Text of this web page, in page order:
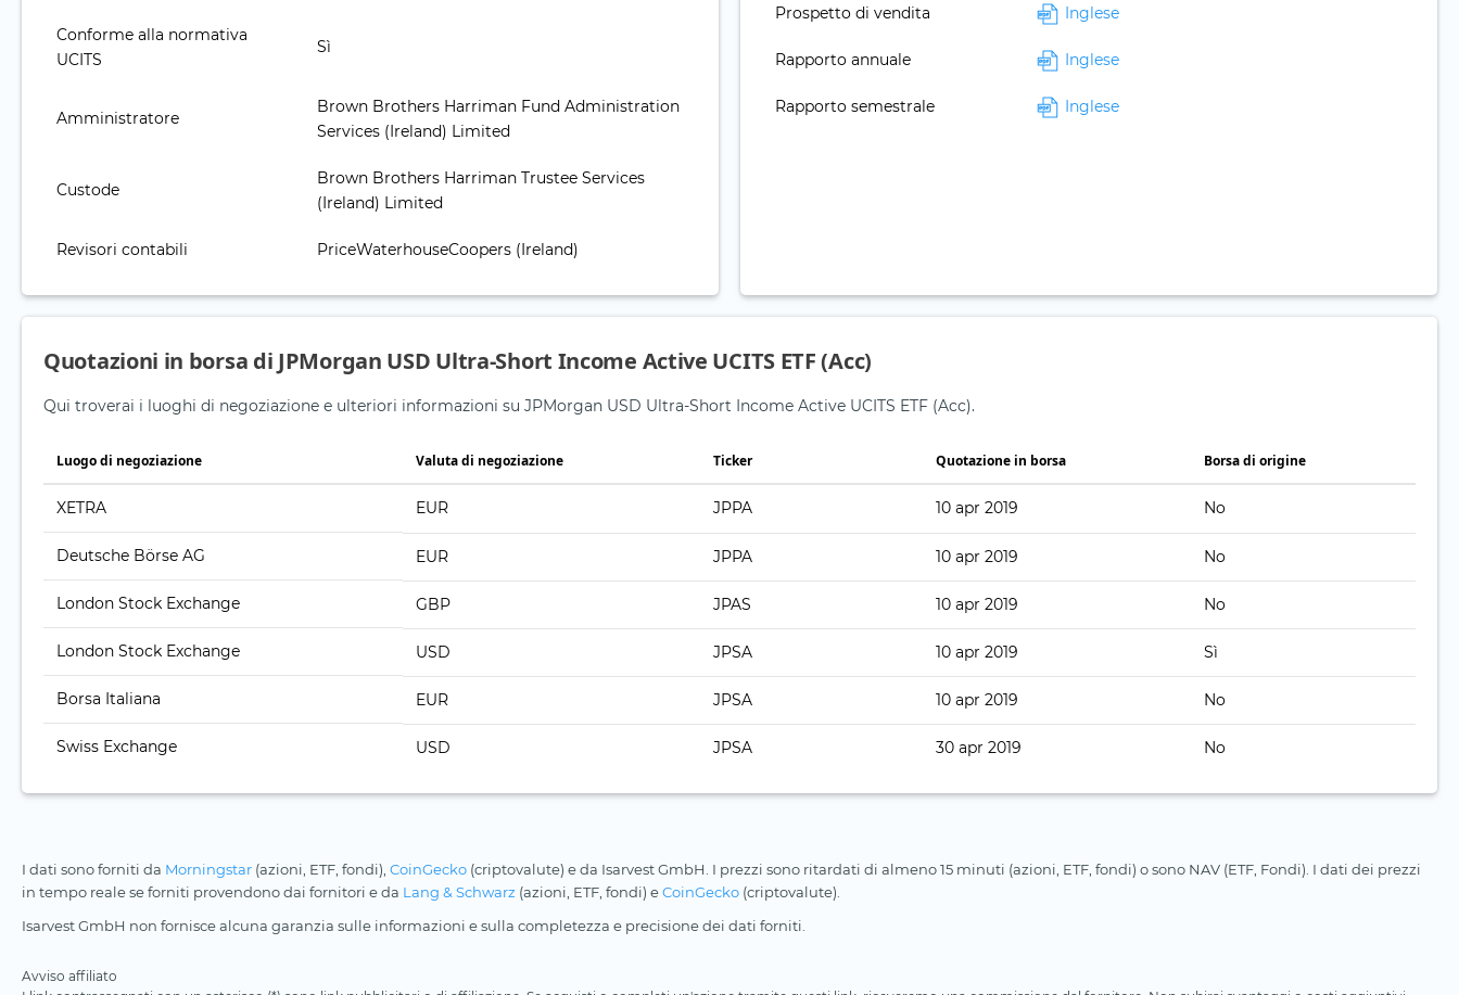
Conforme alla normativa
UCITS
Sì
Amministratore
Brown Brothers Harriman Fund Administration
Services (Ireland) Limited
Custode
Brown Brothers Harriman Trustee Services
(Ireland) Limited
Revisori contabili PriceWaterhouseCoopers (Ireland)
Prospetto di vendita Inglese
Rapporto annuale Inglese
Rapporto semestrale Inglese
Quotazioni in borsa di JPMorgan USD Ultra-Short Income Active UCITS ETF (Acc)
Qui troverai i luoghi di negoziazione e ulteriori informazioni su JPMorgan USD Ultra-Short Income Active UCITS ETF (Acc).
Luogo di negoziazione Valuta di negoziazione Ticker Quotazione in borsa Borsa di origine
XETRA EUR JPPA 10 apr 2019 No
Deutsche Börse AG EUR JPPA 10 apr 2019 No
London Stock Exchange GBP JPAS 10 apr 2019 No
London Stock Exchange USD JPSA 10 apr 2019 Sì
Borsa Italiana EUR JPSA 10 apr 2019 No
Swiss Exchange USD JPSA 30 apr 2019 No
I dati sono forniti da Morningstar (azioni, ETF, fondi), CoinGecko (criptovalute) e da Isarvest GmbH. I prezzi sono ritardati di almeno 15 minuti (azioni, ETF, fondi) o sono NAV (ETF, Fondi). I dati dei prezzi
in tempo reale se forniti provendono dai fornitori e da Lang & Schwarz (azioni, ETF, fondi) eCoinGecko (criptovalute).
Isarvest GmbH non fornisce alcuna garanzia sulle informazioni e sulla completezza e precisione dei dati forniti.
Avviso affiliato